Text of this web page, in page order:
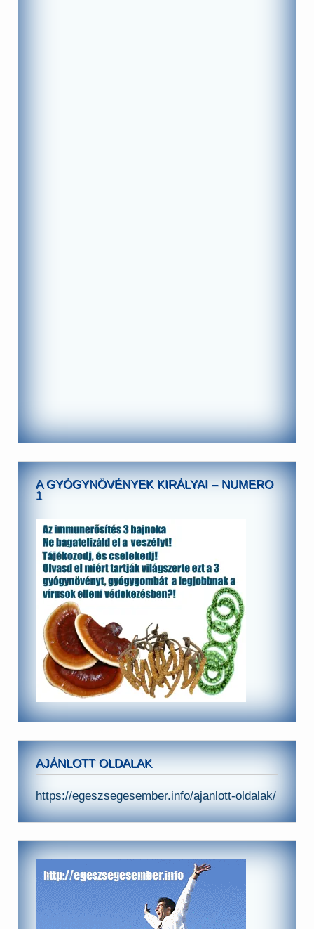
A GYÓGYNÖVÉNYEK KIRÁLYAI – NUMERO
1
AJÁNLOTT OLDALAK
https://egeszsegesember.info/ajanlott-oldalak/